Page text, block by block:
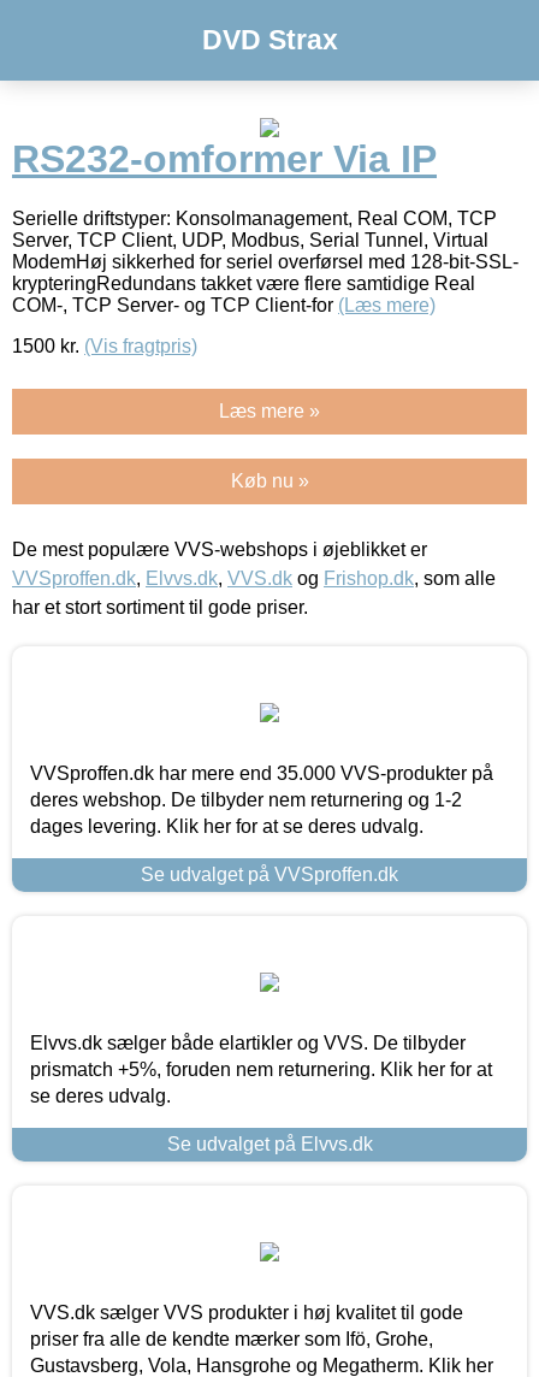
DVD Strax
RS232-omformer Via IP
Serielle driftstyper: Konsolmanagement, Real COM, TCP
Server, TCP Client, UDP, Modbus, Serial Tunnel, Virtual
ModemHøj sikkerhed for seriel overførsel med 128-bit-SSL-
krypteringRedundans takket være flere samtidige Real
COM-, TCP Server- og TCP Client-for (Læs mere)
1500 kr. (Vis fragtpris)
Læs mere »
Køb nu »
De mest populære VVS-webshops i øjeblikket er
VVSproffen.dk, Elvvs.dk, VVS.dk og Frishop.dk, som alle
har et stort sortiment til gode priser.
VVSproffen.dk har mere end 35.000 VVS-produkter på
deres webshop. De tilbyder nem returnering og 1-2
dages levering. Klik her for at se deres udvalg.
Se udvalget på VVSproffen.dk
Elvvs.dk sælger både elartikler og VVS. De tilbyder
prismatch +5%, foruden nem returnering. Klik her for at
se deres udvalg.
Se udvalget på Elvvs.dk
VVS.dk sælger VVS produkter i høj kvalitet til gode
priser fra alle de kendte mærker som Ifö, Grohe,
Gustavsberg, Vola, Hansgrohe og Megatherm. Klik her